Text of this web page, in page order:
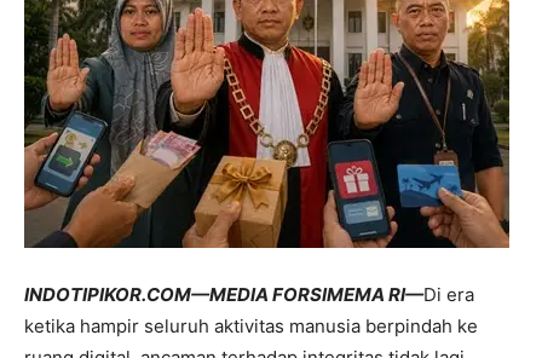
INDOTIPIKOR.COM—MEDIA FORSIMEMA RI—Di era
ketika hampir seluruh aktivitas manusia berpindah ke